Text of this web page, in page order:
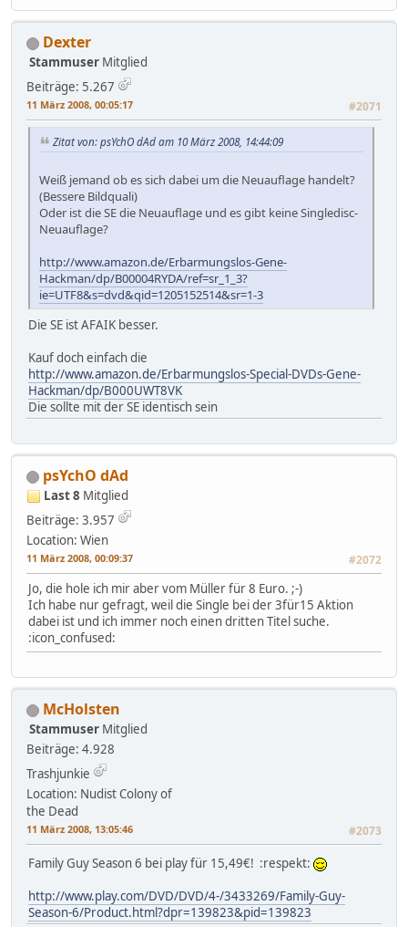
Dexter
Stammuser Mitglied
Beiträge: 5.267
11 März 2008, 00:05:17 #2071
Zitat von: psYchO dAd am 10 März 2008, 14:44:09
Weiß jemand ob es sich dabei um die Neuauflage handelt?
(Bessere Bildquali)
Oder ist die SE die Neuauflage und es gibt keine Singledisc-
Neuauflage?
http://www.amazon.de/Erbarmungslos-Gene-
Hackman/dp/B00004RYDA/ref=sr_1_3?
ie=UTF8&s=dvd&qid=1205152514&sr=1-3
Die SE ist AFAIK besser.
Kauf doch einfach die
http://www.amazon.de/Erbarmungslos-Special-DVDs-Gene-
Hackman/dp/B000UWT8VK
Die sollte mit der SE identisch sein
psYchO dAd
Last 8 Mitglied
Beiträge: 3.957
Location: Wien
11 März 2008, 00:09:37 #2072
Jo, die hole ich mir aber vom Müller für 8 Euro. ;-)
Ich habe nur gefragt, weil die Single bei der 3für15 Aktion
dabei ist und ich immer noch einen dritten Titel suche.
:icon_confused:
McHolsten
Stammuser Mitglied
Beiträge: 4.928
Trashjunkie
Location: Nudist Colony of
the Dead
11 März 2008, 13:05:46 #2073
Family Guy Season 6 bei play für 15,49€! :respekt:
http://www.play.com/DVD/DVD/4-/3433269/Family-Guy-
Season-6/Product.html?dpr=139823&pid=139823